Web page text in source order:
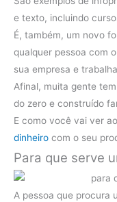
e texto, incluindo
É, também, um novo
qualquer pessoa com
sua empresa e
Afinal, muita gente
do zero e construído
E como você vai ver
dinheiro com o seu
Para que serve
A pessoa que procura